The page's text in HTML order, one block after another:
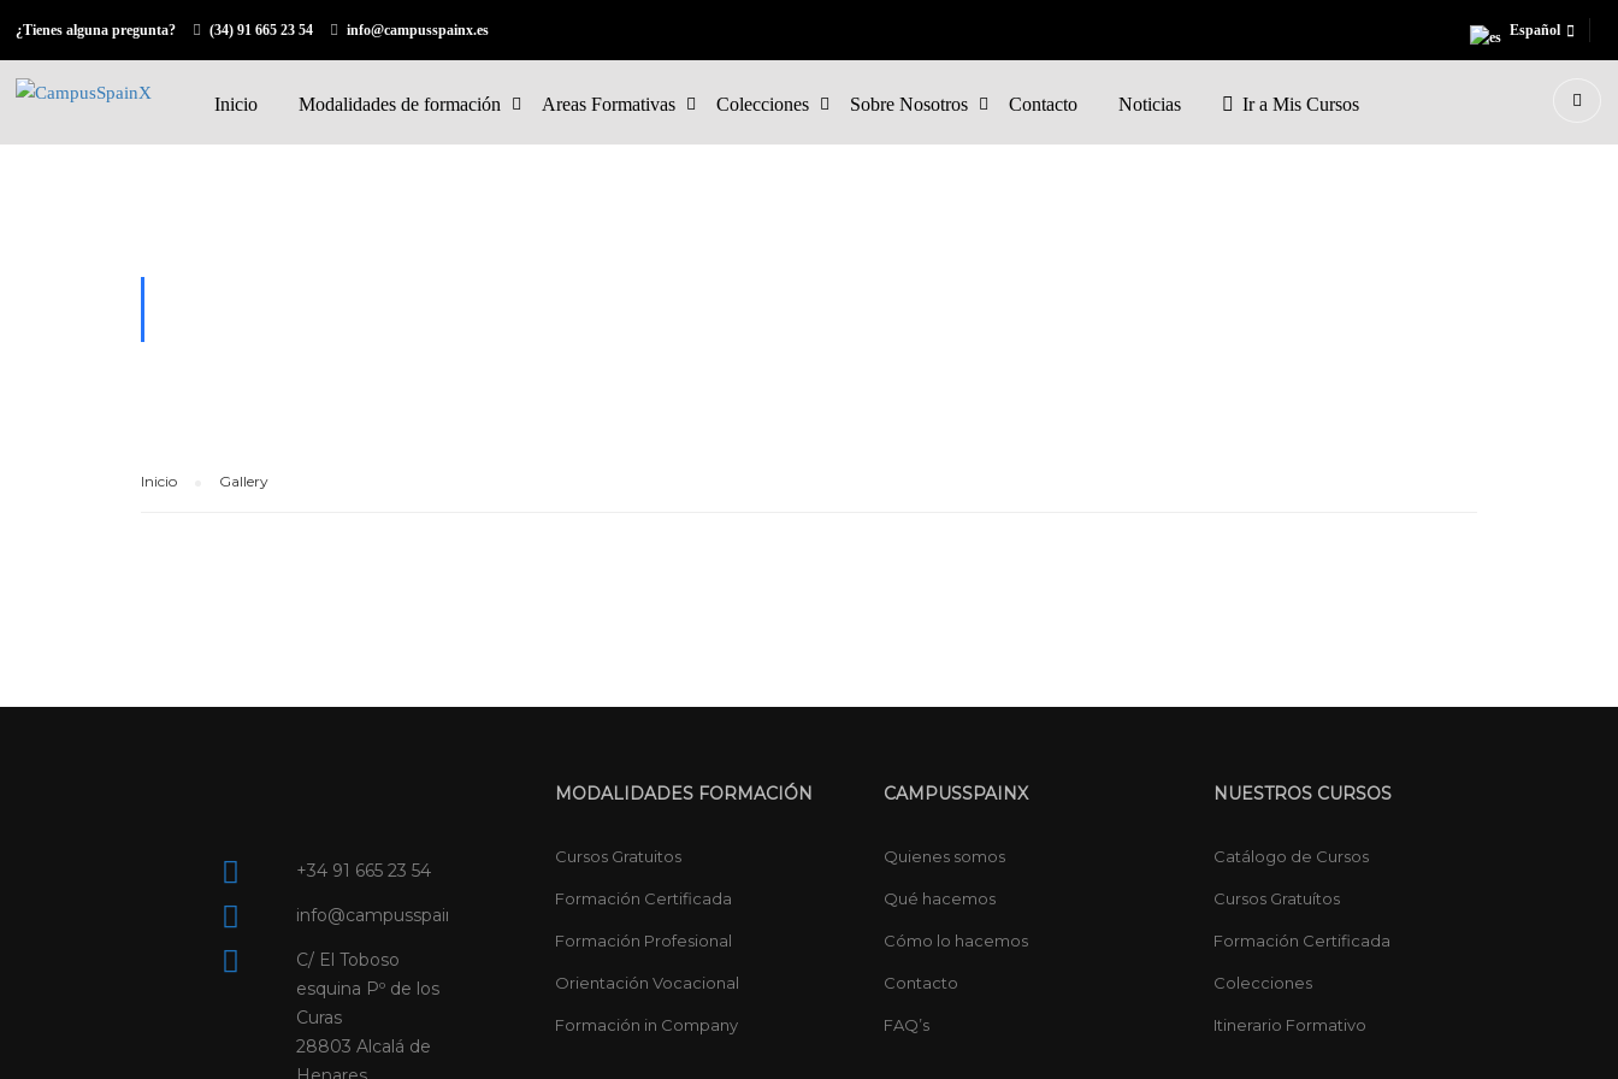
¿Tienes alguna pregunta? (34) 91 665 23 54 info@campusspainx.es Español
Inicio Modalidades de formación Areas Formativas Colecciones Sobre Nosotros Contacto Noticias Ir a Mis Cursos
Inicio Gallery
+34 91 665 23 54
info@campusspainx.es
C/ El Toboso
esquina Pº de los
Curas
28803 Alcalá de
MODALIDADES FORMACIÓN
Cursos Gratuitos
Formación Certificada
Formación Profesional
Orientación Vocacional
Formación in Company
CAMPUSSPAINX
Quienes somos
Qué hacemos
Cómo lo hacemos
Contacto
FAQ’s
NUESTROS CURSOS
Catálogo de Cursos
Cursos Gratuítos
Formación Certificada
Colecciones
Itinerario Formativo